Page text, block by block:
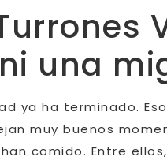
una
ya ha terminado.
muy buenos
comido. Entre